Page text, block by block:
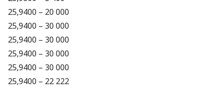
25,9400 – 20 000
25,9400 – 30 000
25,9400 – 30 000
25,9400 – 30 000
25,9400 – 30 000
25,9400 – 22 222